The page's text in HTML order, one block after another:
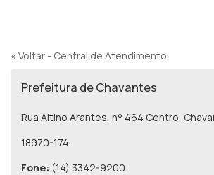
« Voltar - Central de Atendimento
Prefeitura de Chavantes
Rua Altino Arantes, n° 464 Centro,
18970-174
Fone: (14) 3342-9200